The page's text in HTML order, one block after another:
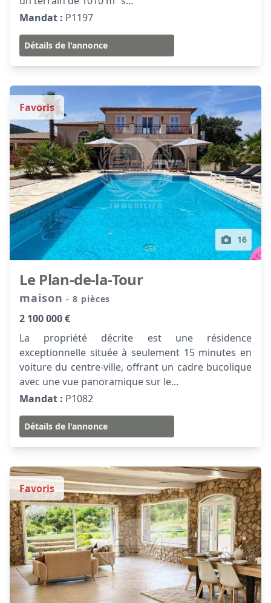
Mandat : P1197
Détails de l'annonce
16
Favoris
Le Plan-de-la-Tour
maison- 8 pièces
2 100 000 €
La propriété décrite est une résidence
exceptionnelle située à seulement 15 minutes en
voiture du centre-ville, offrant un cadre bucolique
avec une vue panoramique sur le...
Mandat : P1082
Détails de l'annonce
Favoris